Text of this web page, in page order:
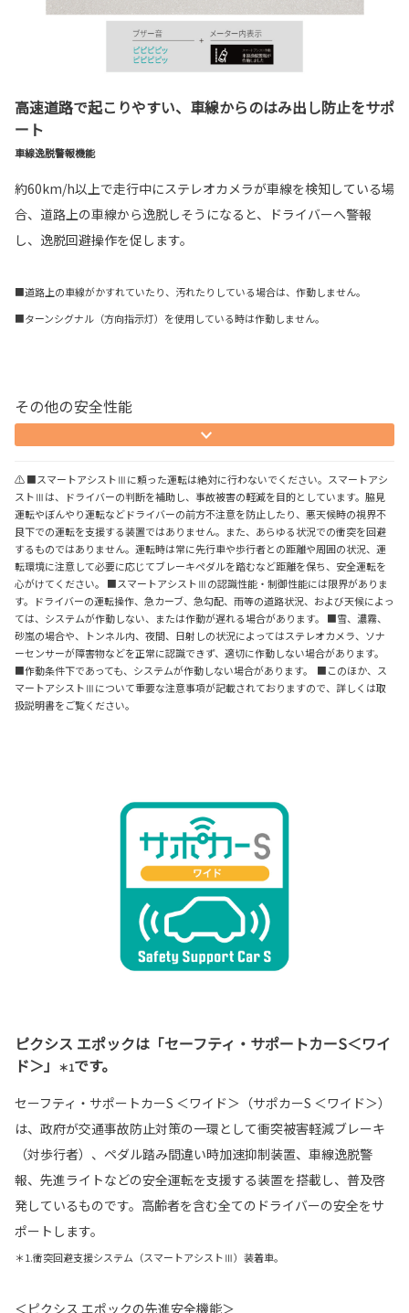
高速道路で起こりやすい、車線からのはみ出し防止をサポ
ート
車線逸脱警報機能
約60km/h以上で走行中にステレオカメラが車線を検知している場
合、道路上の車線から逸脱しそうになると、ドライバーへ警報
し、逸脱回避操作を促します。
■道路上の車線がかすれていたり、汚れたりしている場合は、作動しません。
■ターンシグナル（方向指示灯）を使用している時は作動しません。
その他の安全性能
⚠ ■スマートアシストⅢに頼った運転は絶対に行わないでください。スマートアシ
ストⅢは、ドライバーの判断を補助し、事故被害の軽減を目的としています。脇見
運転やぼんやり運転などドライバーの前方不注意を防止したり、悪天候時の視界不
良下での運転を支援する装置ではありません。また、あらゆる状況での衝突を回避
するものではありません。運転時は常に先行車や歩行者との距離や周囲の状況、運
転環境に注意して必要に応じてブレーキペダルを踏むなど距離を保ち、安全運転を
心がけてください。 ■スマートアシストⅢの認識性能・制御性能には限界がありま
す。ドライバーの運転操作、急カーブ、急勾配、雨等の道路状況、および天候によっ
ては、システムが作動しない、または作動が遅れる場合があります。 ■雪、濃霧、
砂嵐の場合や、トンネル内、夜間、日射しの状況によってはステレオカメラ、ソナ
ーセンサーが障害物などを正常に認識できず、適切に作動しない場合があります。
■作動条件下であっても、システムが作動しない場合があります。 ■このほか、ス
マートアシストⅢについて重要な注意事項が記載されておりますので、詳しくは取
扱説明書をご覧ください。
ピクシス エポックは「セーフティ・サポートカーS＜ワイ
ド＞」
＊1です。
セーフティ・サポートカーS ＜ワイド＞（サポカーS ＜ワイド＞）
は、政府が交通事故防止対策の一環として衝突被害軽減ブレーキ
（対歩行者）、ペダル踏み間違い時加速抑制装置、車線逸脱警
報、先進ライトなどの安全運転を支援する装置を搭載し、普及啓
発しているものです。高齢者を含む全てのドライバーの安全をサ
ポートします。
＊1.衝突回避支援システム（スマートアシストⅢ）装着車。
＜ピクシス エポックの先進安全機能＞